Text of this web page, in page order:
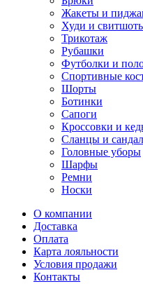
Жакеты и
Худи и
Трикотаж
Рубашки
Футболки и
Спортивные
Шорты
Ботинки
Сапоги
Кроссовки и
Сланцы и
Головные уборы
Шарфы
Ремни
Носки
О компании
Доставка
Оплата
Карта лояльности
Условия продажи
Контакты